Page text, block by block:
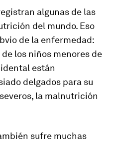
algunas de las
del mundo. Eso
de la enfermedad:
los niños menores de
están
delgados para su
la malnutrición
sufre muchas